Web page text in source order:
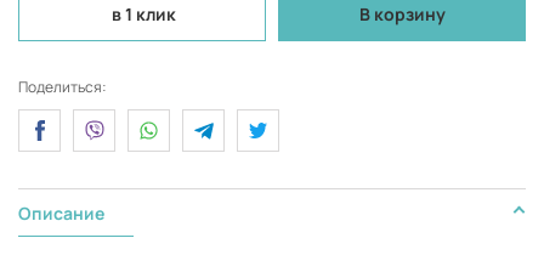
в 1 клик В корзину
Поделиться:
Описание